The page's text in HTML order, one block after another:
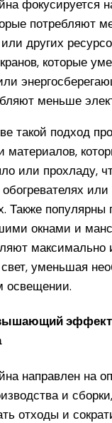
фокусируется
потребляют
других
которые
меньше
такой подход
материалов,
или прохладу,
или
Также популярны
окнами и
максимально
уменьшая
освещении.
направлен на
и
отходы и